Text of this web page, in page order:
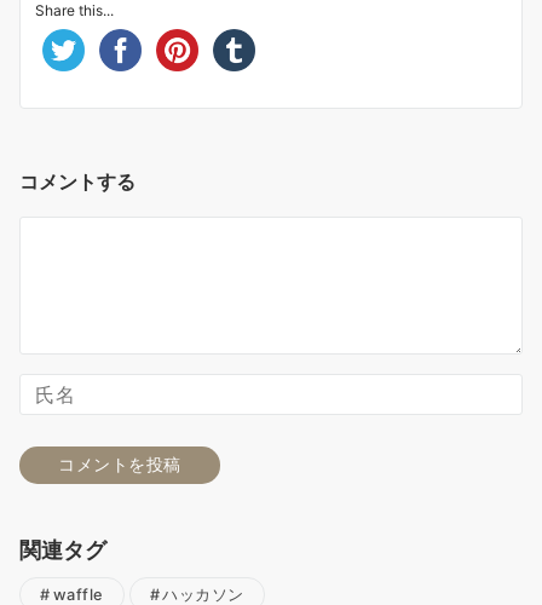
Share this...
コメントする
関連タグ
waffle ハッカソン